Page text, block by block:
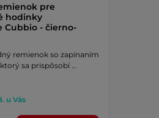
pre
hodinky
Cubbio - čierno-
remienok so zapínaním
sa prispôsobí …
u Vás